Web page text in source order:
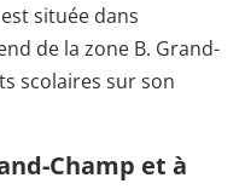
située dans
de la zone B. Grand-
scolaires sur son
Champ et à